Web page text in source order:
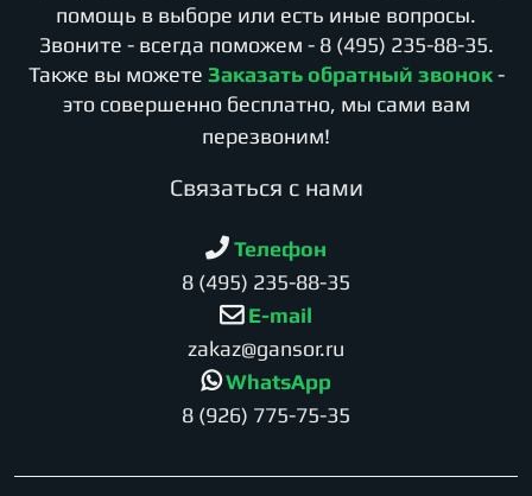
помощь в выборе или есть иные вопросы.
Звоните - всегда поможем - 8 (495) 235-88-35.
Также вы можете Заказать обратный звонок -
это совершенно бесплатно, мы сами вам
перезвоним!
Cвязаться с нами
Телефон
8 (495) 235-88-35
E-mail
zakaz@gansor.ru
WhatsApp
8 (926) 775-75-35